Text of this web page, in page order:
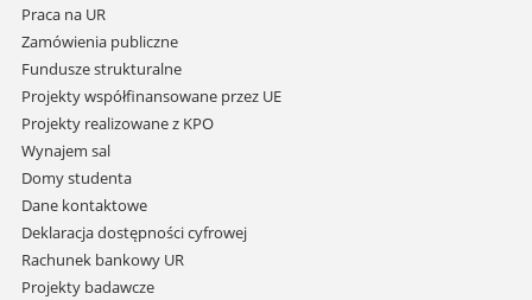
Praca na UR
Zamówienia publiczne
Fundusze strukturalne
Projekty współfinansowane przez UE
Projekty realizowane z KPO
Wynajem sal
Domy studenta
Dane kontaktowe
Deklaracja dostępności cyfrowej
Rachunek bankowy UR
Projekty badawcze